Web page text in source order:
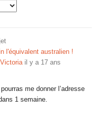
l'équivalent australien !
il y a 17 ans
me donner l’adresse
1 semaine.